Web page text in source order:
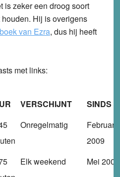
is zeker een droog soort
Hij is overigens
boek van Ezra, dus hij heeft
met links:
VERSCHIJNT
SINDS
Onregelmatig
Februari
2009
Elk weekend Mei 2005